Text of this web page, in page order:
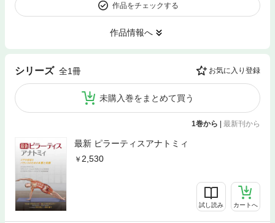
作品をチェックする
作品情報へ
シリーズ 全1冊 お気に入り登録
未購入巻をまとめて買う
1巻から | 最新刊から
最新 ピラーティスアナトミィ
2,530
試し読み カートへ